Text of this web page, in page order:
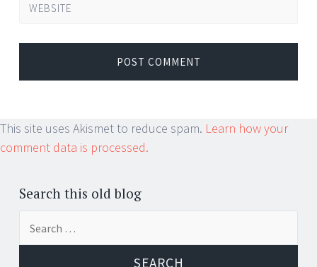
WEBSITE
This site uses Akismet to reduce spam. Learn how your
comment data is processed.
Search this old blog